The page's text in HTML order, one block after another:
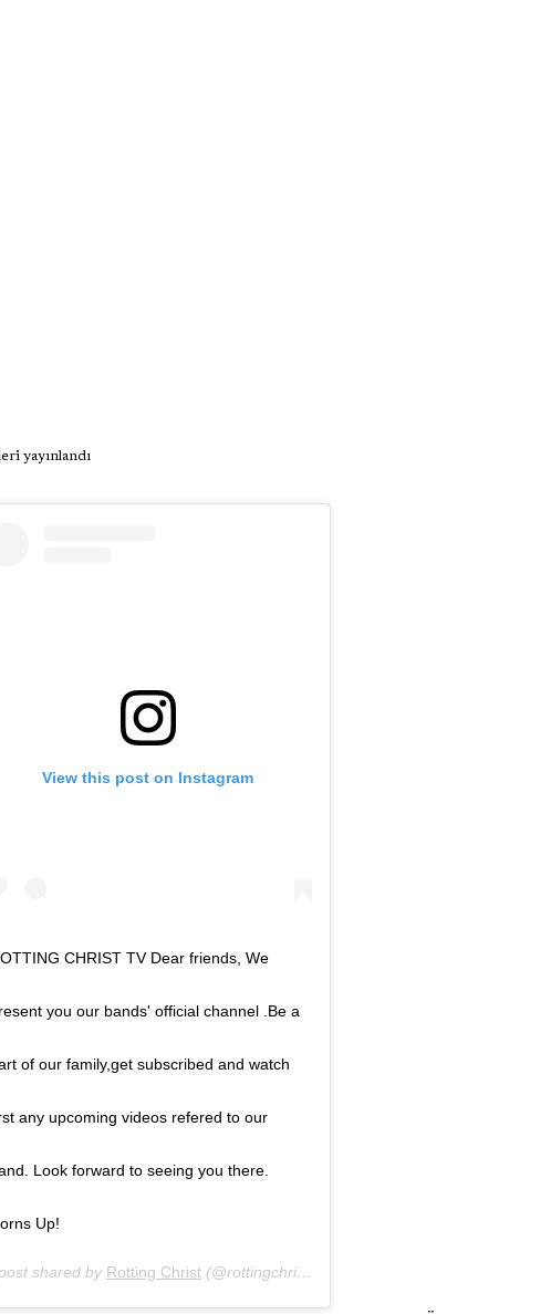
yayınlandı
Dec 4, 2018 at 1:08pm PST
View this post on Instagram
CHRIST TV Dear friends, We
you our bands' official channel .Be a
of our family,get subscribed and watch
any upcoming videos refered to our
Look forward to seeing you there.
Up!
shared by Rotting Christ(@rottingchristofficial) on